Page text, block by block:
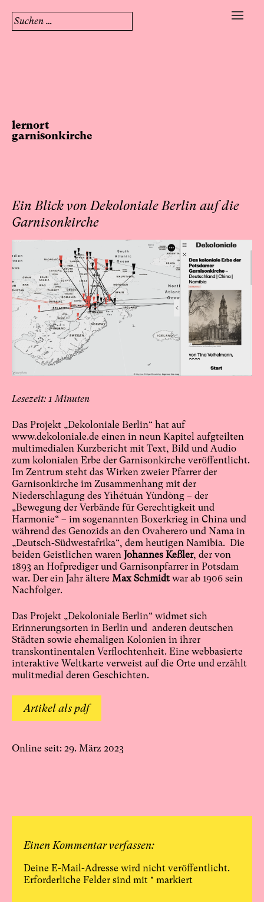
Suchen
nach:
lernort
garnisonkirche
Ein Blick von Dekoloniale Berlin auf die
Garnisonkirche
1
Das Projekt „Dekoloniale Berlin“ hat auf
www.dekoloniale.de einen in neun Kapitel aufgteilten
multimedialen Kurzbericht mit Text, Bild und Audio
zum kolonialen Erbe der Garnisonkirche veröffentlicht.
Im Zentrum steht das Wirken zweier Pfarrer der
Garnisonkirche im Zusammenhang mit der
Niederschlagung des Yìhétuán Yùndòng – der
„Bewegung der Verbände für Gerechtigkeit und
Harmonie“ – im sogenannten Boxerkrieg in China und
während des Genozids an den Ovaherero und Nama in
„Deutsch-Südwestafrika“, dem heutigen Namibia. Die
beiden Geistlichen waren Johannes Keßler, der von
1893 an Hofprediger und Garnisonpfarrer in Potsdam
war. Der ein Jahr ältere Max Schmidt war ab 1906 sein
Nachfolger.
Das Projekt „Dekoloniale Berlin“ widmet sich
Erinnerungsorten in Berlin und anderen deutschen
Städten sowie ehemaligen Kolonien in ihrer
transkontinentalen Verflochtenheit. Eine webbasierte
interaktive Weltkarte verweist auf die Orte und erzählt
mulitmedial deren Geschichten.
Artikel als pdf
Online seit: 29. März 2023
Einen Kommentar verfassen:
Deine E-Mail-Adresse wird nicht veröffentlicht.
Erforderliche Felder sind mit * markiert